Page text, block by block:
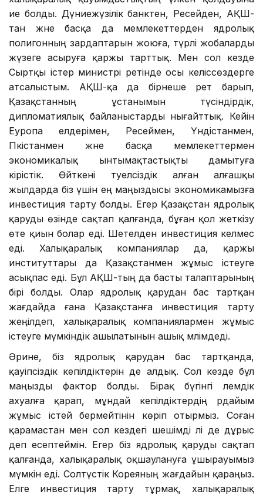
ие болды. Дүниежүзілік банктен, Ресейден, АҚШ-
тан және басқа да мемлекеттерден ядролық
полигонның зардаптарын жоюға, түрлі жобаларды
жүзеге асыруға қаржы тарттық. Мен сол кезде
Сыртқы істер министрі ретінде осы келіссөздерге
атсалыстым. АҚШ-қа да бірнеше рет барып,
Қазақстанның ұстанымын түсіндірдік,
дипломатиялық байланыстарды нығайттық. Кейін
Еуропа елдерімен, Ресеймен, Үндістанмен,
Пәкістанмен және басқа мемлекеттермен
экономикалық ынтымақтастықты дамытуға
кірістік. Өйткені тәуелсіздік алған алғашқы
жылдарда біз үшін ең маңыздысы экономикамызға
инвестиция тарту болды. Егер Қазақстан ядролық
қаруды өзінде сақтап қалғанда, бұған қол жеткізу
өте қиын болар еді. Шетелден инвестиция келмес
еді. Халықаралық компаниялар да, қаржы
институттары да Қазақстанмен жұмыс істеуге
асықпас еді. Бұл АҚШ-тың да басты талаптарының
бірі болды. Олар ядролық қарудан бас тартқан
жағдайда ғана Қазақстанға инвестиция тарту
жеңілдеп, халықаралық компаниялармен жұмыс
істеуге мүмкіндік ашылатынын ашық мәлімдеді.
Әрине, біз ядролық қарудан бас тартқанда,
қауіпсіздік кепілдіктерін де алдық. Сол кезде бұл
маңызды фактор болды. Бірақ бүгінгі әлемдік
ахуалға қарап, мұндай кепілдіктердің әрдайым
жұмыс істей бермейтінін көріп отырмыз. Соған
қарамастан мен сол кездегі шешімді әлі де дұрыс
деп есептеймін. Егер біз ядролық қаруды сақтап
қалғанда, халықаралық оқшаулануға ұшырауымыз
мүмкін еді. Солтүстік Кореяның жағдайын қараңыз.
Елге инвестиция тарту тұрмақ, халықаралық